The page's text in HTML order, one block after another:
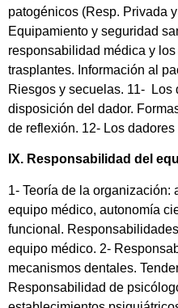
patogénicos (Resp. Privada
Equipamiento y seguridad
responsabilidad médica y
trasplantes. Información al
Riesgos y secuelas. 11- Los
disposición del dador.
de reflexión. 12- Los
IX. Responsabilidad del
1- Teoría de la organización:
equipo médico, autonomía
funcional.
equipo médico. 2-
mecanismos dentales.
Responsabilidad de